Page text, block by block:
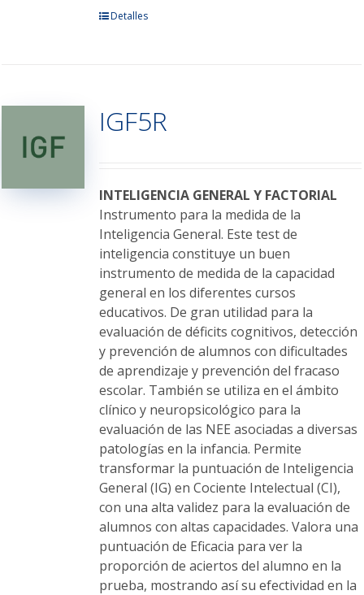
Este
Las
opciones
elegir
en
la
página
de
producto
Detalles
IGF5R
INTELIGENCIA GENERAL Y FACTORIAL
Instrumento para la medida de la
Inteligencia General. Este test de
inteligencia constituye un buen
instrumento de medida de la capacidad
general en los diferentes cursos
educativos. De gran utilidad para la
evaluación de déficits cognitivos, detección
y prevención de alumnos con dificultades
de aprendizaje y prevención del fracaso
escolar. También se utiliza en el ámbito
clínico y neuropsicológico para la
evaluación de las NEE asociadas a diversas
patologías en la infancia. Permite
transformar la puntuación de Inteligencia
General (IG) en Cociente Intelectual (CI),
con una alta validez para la evaluación de
alumnos con altas capacidades. Valora una
puntuación de Eficacia para ver la
proporción de aciertos del alumno en la
prueba, mostrando así su efectividad en la